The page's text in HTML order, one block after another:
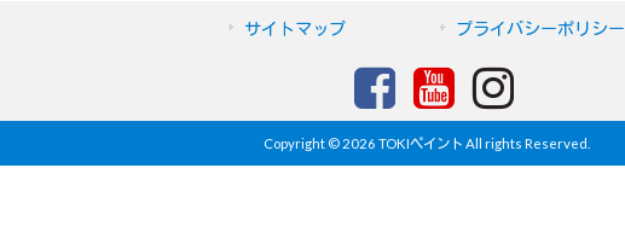
サイトマップ プライバシーポリシー
Copyright © 2026 TOKIペイント All rights Reserved.